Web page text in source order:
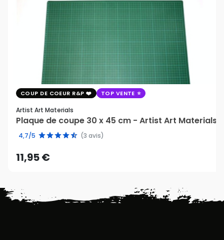
COUP DE COEUR R&P TOP VENTE
Artist Art Materials
Plaque de coupe 30 x 45 cm - Artist Art Materials
4,7/5 (3 avis)
11,95 €